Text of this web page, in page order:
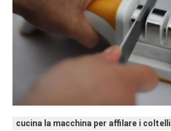
cucina la macchina per affilare i coltelli